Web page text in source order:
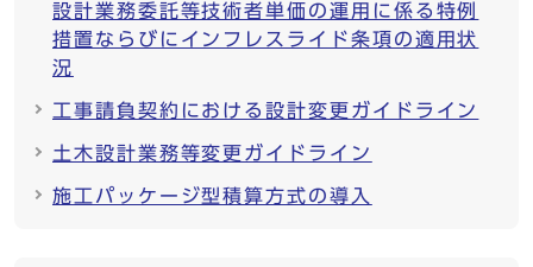
設計業務委託等技術者単価の運用に係る特例
措置ならびにインフレスライド条項の適用状
況
工事請負契約における設計変更ガイドライン
土木設計業務等変更ガイドライン
施工パッケージ型積算方式の導入